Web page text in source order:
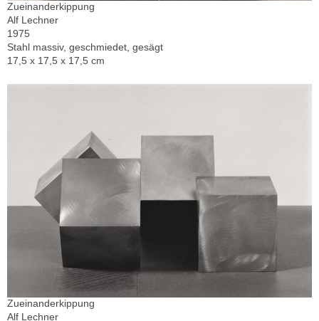
Zueinanderkippung
Alf Lechner
1975
Stahl massiv, geschmiedet, gesägt
17,5 x 17,5 x 17,5 cm
Zueinanderkippung
Alf Lechner